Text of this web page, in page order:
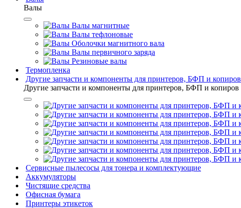
Валы
Валы магнитные
Валы тефлоновые
Оболочки магнитного вала
Валы первичного заряда
Резиновые валы
Термопленка
Другие запчасти и компоненты для принтеров, БФП и копиров
Другие запчасти и компоненты для принтеров, БФП и копиров
Сервисные пылесосы для тонера и комплектующие
Аккумуляторы
Чистящие средства
Офисная бумага
Принтеры этикеток